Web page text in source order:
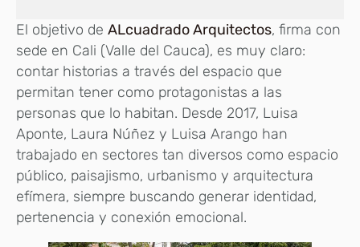
El objetivo de ALcuadrado Arquitectos, firma con
sede en Cali (Valle del Cauca), es muy claro:
contar historias a través del espacio que
permitan tener como protagonistas a las
personas que lo habitan. Desde 2017, Luisa
Aponte, Laura Núñez y Luisa Arango han
trabajado en sectores tan diversos como espacio
público, paisajismo, urbanismo y arquitectura
efímera, siempre buscando generar identidad,
pertenencia y conexión emocional.